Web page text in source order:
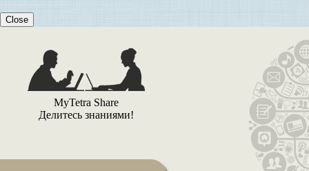
Close
MyTetra Share
Делитесь знаниями!